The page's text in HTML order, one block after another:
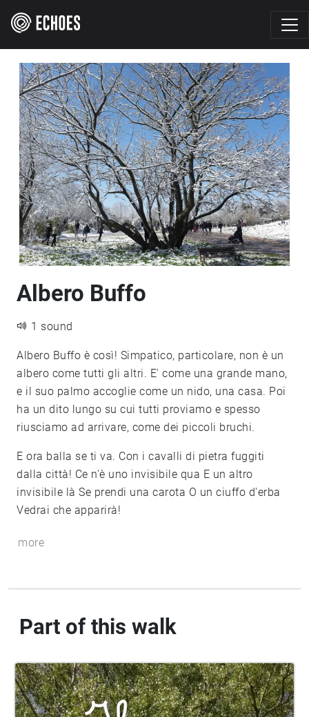
Albero Buffo
1 sound
Albero Buffo è così! Simpatico, particolare, non è un
albero come tutti gli altri. E' come una grande mano,
e il suo palmo accoglie come un nido, una casa. Poi
ha un dito lungo su cui tutti proviamo e spesso
riusciamo ad arrivare, come dei piccoli bruchi.
E ora balla se ti va. Con i cavalli di pietra fuggiti
dalla città! Ce n'è uno invisibile qua E un altro
invisibile là Se prendi una carota O un ciuffo d'erba
Vedrai che apparirà!
more
Part of this walk